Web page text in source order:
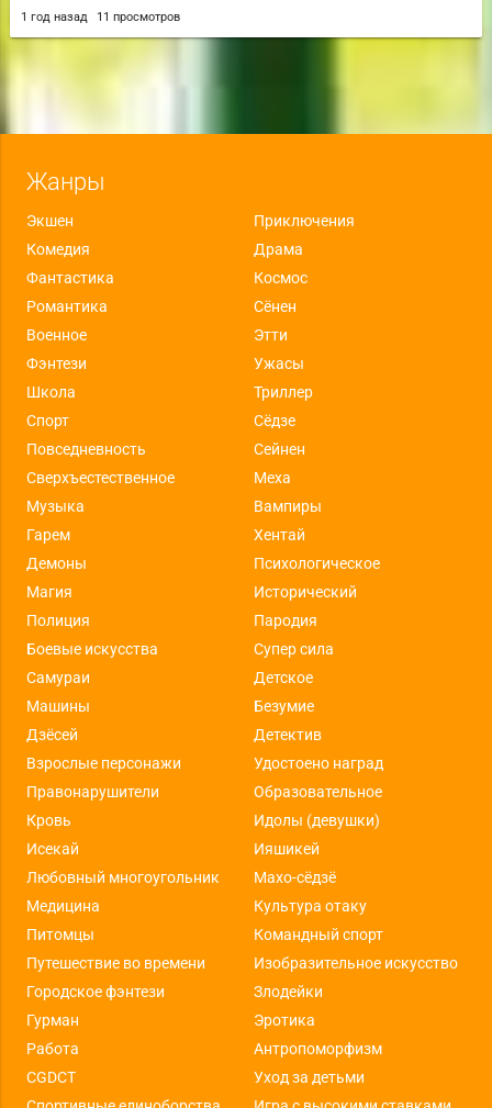
1 год назад 11 просмотров
Жанры
Экшен
Приключения
Комедия
Драма
Фантастика
Космос
Романтика
Сёнен
Военное
Этти
Фэнтези
Ужасы
Школа
Триллер
Спорт
Сёдзе
Повседневность
Сейнен
Сверхъестественное
Меха
Музыка
Вампиры
Гарем
Хентай
Демоны
Психологическое
Магия
Исторический
Полиция
Пародия
Боевые искусства
Супер сила
Самураи
Детское
Машины
Безумие
Дзёсей
Детектив
Взрослые персонажи
Удостоено наград
Правонарушители
Образовательное
Кровь
Идолы (девушки)
Исекай
Ияшикей
Любовный многоугольник
Махо-сёдзё
Медицина
Культура отаку
Питомцы
Командный спорт
Путешествие во времени
Изобразительное искусство
Городское фэнтези
Злодейки
Гурман
Эротика
Работа
Антропоморфизм
CGDCT
Уход за детьми